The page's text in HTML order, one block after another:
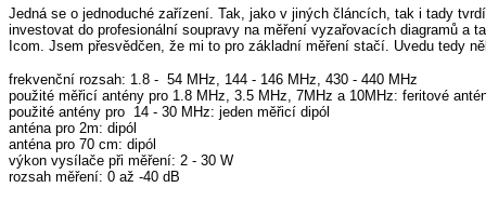
Jedná se o jednoduché zařízení. Tak, jako v jiných článcích, tak i tady
investovat do profesionální soupravy na měření vyzařovacích diagramů
Icom. Jsem přesvědčen, že mi to pro základní měření stačí. Uvedu tedy
frekvenční rozsah: 1.8 - 54 MHz, 144 - 146 MHz, 430 - 440 MHz
použité měřicí antény pro 1.8 MHz, 3.5 MHz, 7MHz a 10MHz: feritové
použité antény pro 14 - 30 MHz: jeden měřicí dipól
anténa pro 2m: dipól
anténa pro 70 cm: dipól
výkon vysílače při měření: 2 - 30 W
rozsah měření: 0 až -40 dB